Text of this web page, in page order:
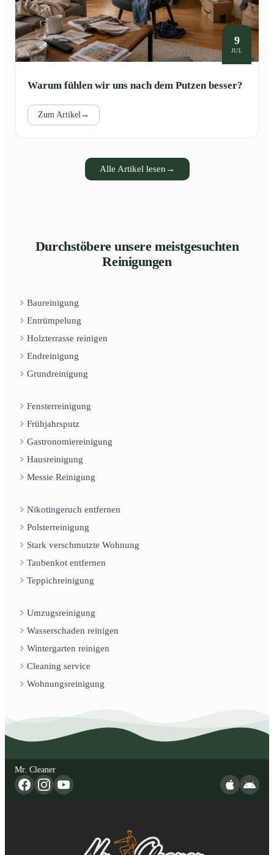
9
JUL
Warum fühlen wir uns nach dem Putzen besser?
Zum Artikel →
Alle Artikel lesen →
Durchstöbere unsere meistgesuchten
Reinigungen
Baureinigung
Entrümpelung
Holzterrasse reinigen
Endreinigung
Grundreinigung
Fensterreinigung
Frühjahrsputz
Gastronomiereinigung
Hausreinigung
Messie Reinigung
Nikotingeruch entfernen
Polsterreinigung
Stark verschmutzte Wohnung
Taubenkot entfernen
Teppichreinigung
Umzugsreinigung
Wasserschaden reinigen
Wintergarten reinigen
Cleaning service
Wohnungsreinigung
Mr. Cleaner